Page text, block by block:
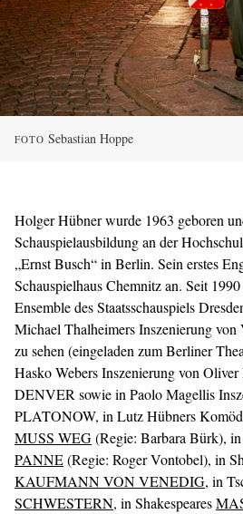
FOTO Sebastian Hoppe
Holger Hübner wurde 1963 geboren
Schauspielausbildung an der
„Ernst Busch“ in Berlin. Sein erstes
Schauspielhaus Chemnitz an. Seit
Ensemble des Staatsschauspiels
Michael Thalheimers Inszenierung
zu sehen (eingeladen zum Berliner
Hasko Webers Inszenierung von
DENVER sowie in Paolo Magellis
PLATONOW, in Lutz Hübners
MUSS WEG(Regie: Barbara Bürk),
PANNE(Regie: Roger Vontobel), in
KAUFMANN VON VENEDIG, in
SCHWESTERN, in Shakespeares